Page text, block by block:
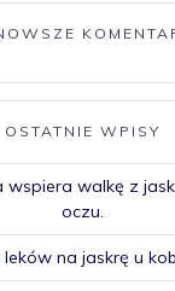
OSTATNIE WPISY
wspiera walkę z
oczu.
na jaskrę u